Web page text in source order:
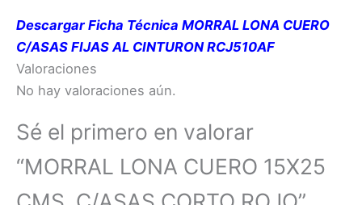
Descargar Ficha Técnica MORRAL LONA CUERO
C/ASAS FIJAS AL CINTURON RCJ510AF
Valoraciones
No hay valoraciones aún.
Sé el primero en valorar
“MORRAL LONA CUERO 15X25